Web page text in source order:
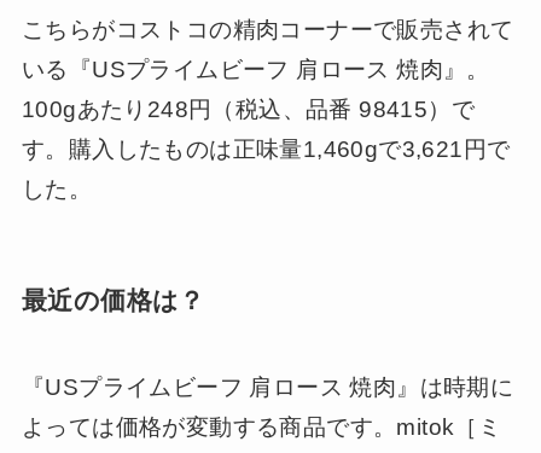
こちらがコストコの精肉コーナーで販売されて
いる『USプライムビーフ 肩ロース 焼肉』。
100gあたり248円（税込、品番 98415）で
す。購入したものは正味量1,460gで3,621円で
した。
最近の価格は？
『USプライムビーフ 肩ロース 焼肉』は時期に
よっては価格が変動する商品です。mitok［ミ